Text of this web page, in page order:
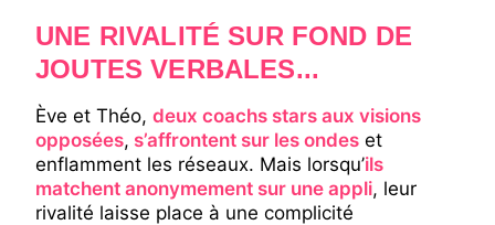
UNE RIVALITÉ SUR FOND DE
JOUTES VERBALES...
Ève et Théo, deux coachs stars aux visions
opposées, s’affrontent sur les ondes et
enflamment les réseaux. Mais lorsqu’ils
matchent anonymement sur une appli, leur
rivalité laisse place à une complicité